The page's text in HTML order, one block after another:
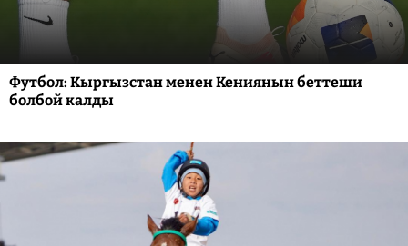
Футбол: Кыргызстан менен Кениянын беттеши
болбой калды